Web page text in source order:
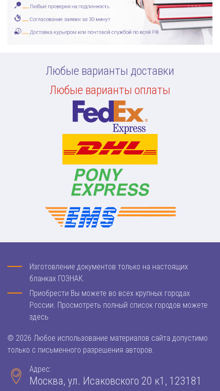
Любые варианты доставки
Любые варианты оплаты
Изготовление документов только на настоящих
бланках ГОЗНАК.
Приобрести Вы можете во всех крупных городах
России. Просмотреть полный список городов можете
здесь
© 2026 Любое использование материалов сайта допустимо
только с письменного разрешения авторов.
Адрес:
Москва, ул. Исаковского 20 к1, 123181